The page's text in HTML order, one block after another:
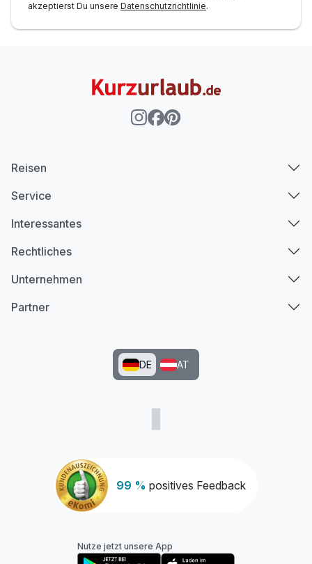
akzeptierst Du unsere Datenschutzrichtlinie.
99 % positives Feedback
Reisen
Service
Interessantes
Rechtliches
Unternehmen
Partner
DE AT
Nutze jetzt unsere App